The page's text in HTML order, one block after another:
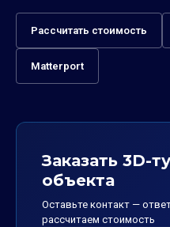
Рассчитать стоимость
Matterport
Заказать 3D-
объекта
Оставьте контакт —
рассчитаем стоимость